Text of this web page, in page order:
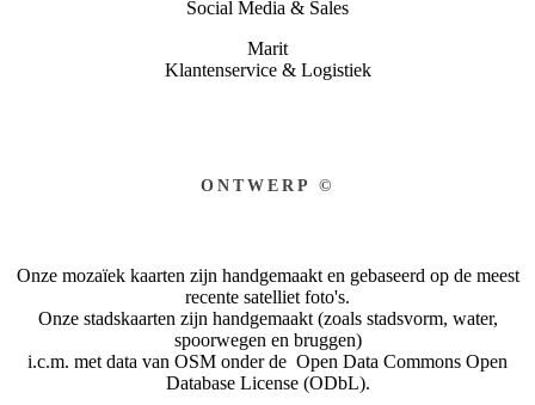
Social Media & Sales
Marit
Klantenservice & Logistiek
ONTWERP ©
Onze mozaïek kaarten zijn handgemaakt en gebaseerd op de meest
recente satelliet foto's.
Onze stadskaarten zijn handgemaakt (zoals stadsvorm, water,
spoorwegen en bruggen)
i.c.m. met data van OSM onder de Open Data Commons Open
Database License (ODbL).